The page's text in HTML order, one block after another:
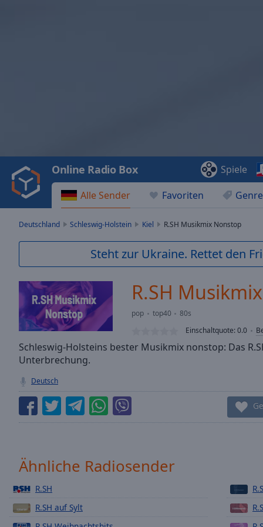
Video
Play
Backward
Skip
Current
Duration-:-
Loaded:
0.00%
Stream
TypeLIVE
Seek to
currently
behind
LIVE
Remaining
Time-
Playback
Chapters
Alle Sender Favoriten
Online Radio Box Spiele
Deutschland Schleswig-Holstein Kiel R.SH Musikmix Nonstop
Steht zur Ukraine. Rettet den
R.SH
pop top40
80s
Einschaltquote:0.0
Schleswig-Holsteins bester Musikmix nonstop: Das
Unterbrechung.
Deutsch
Ähnliche Radiosender
R.SH
R.SH auf Sylt